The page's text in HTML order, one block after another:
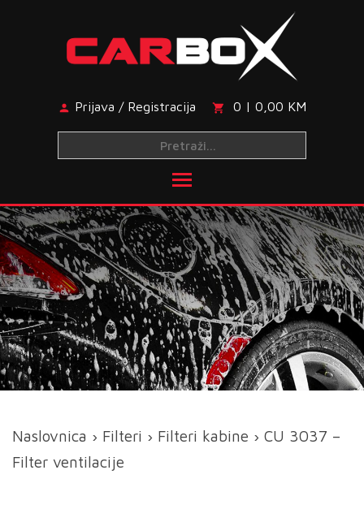
Prijava / Registracija 0 | 0,00 KM
Naslovnica › Filteri › Filteri kabine › CU 3037 –
Filter ventilacije